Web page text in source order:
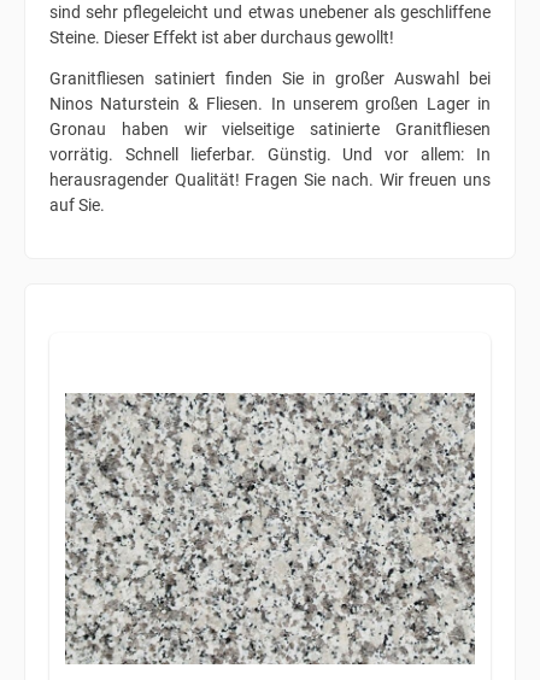
sind sehr pflegeleicht und etwas unebener als geschliffene
Steine. Dieser Effekt ist aber durchaus gewollt!
Granitfliesen satiniert finden Sie in großer Auswahl bei
Ninos Naturstein & Fliesen. In unserem großen Lager in
Gronau haben wir vielseitige satinierte Granitfliesen
vorrätig. Schnell lieferbar. Günstig. Und vor allem: In
herausragender Qualität! Fragen Sie nach. Wir freuen uns
auf Sie.